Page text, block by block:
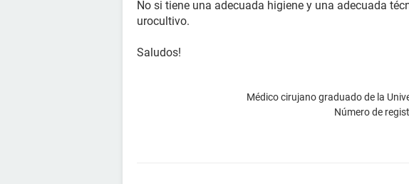
No si tiene una adecuada higiene y una adecuada
urocultivo.
Saludos!
Médico cirujano graduado de la
Número de